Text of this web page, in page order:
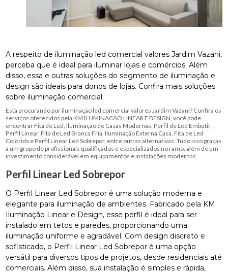
A respeito de iluminação led comercial valores Jardim Vazani,
perceba que é ideal para iluminar lojas e comércios. Além
disso, essa e outras soluções do segmento de iluminação e
design são ideais para donos de lojas. Confira mais soluções
sobre iluminação comercial.
Está procurando por iluminação led comercial valores Jardim Vazani? Confira os
serviços oferecidos pela KM ILUMINACAO LINEAR E DESIGN, você pode
encontrar Fita de Led, Iluminação de Casas Modernas, Perfil de Led Embutir,
Perfil Linear, Fita de Led Branca Fria, Iluminação Externa Casa, Fita de Led
Colorida e Perfil Linear Led Sobrepor, entre outras alternativas. Tudo isso graças
a um grupo de profissionais qualificados e especializados no ramo, além de um
investimento considerável em equipamentos e instalações modernas.
Perfil Linear Led Sobrepor
O Perfil Linear Led Sobrepor é uma solução moderna e
elegante para iluminação de ambientes. Fabricado pela KM
Iluminação Linear e Design, esse perfil é ideal para ser
instalado em tetos e paredes, proporcionando uma
iluminação uniforme e agradável. Com design discreto e
sofisticado, o Perfil Linear Led Sobrepor é uma opção
versátil para diversos tipos de projetos, desde residenciais até
comerciais. Além disso, sua instalação é simples e rápida,